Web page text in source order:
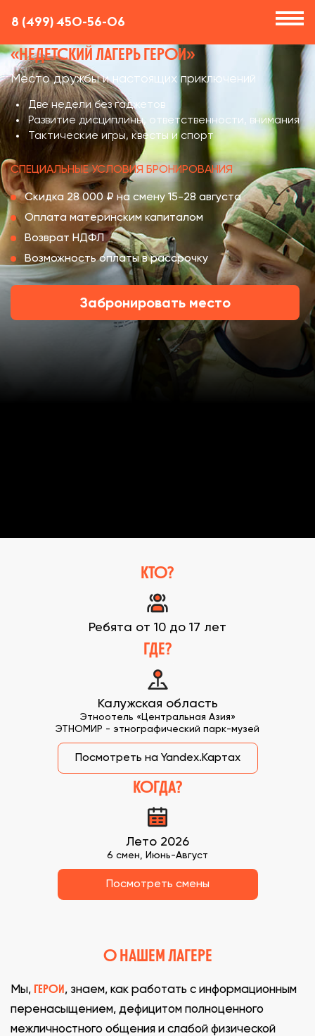
8 (499) 450-56-06
«НЕДЕТСКИЙ ЛАГЕРЬ ГЕРОИ»
Место дружбы и настоящих приключений
Две недели без гаджетов
Развитие дисциплины, ответственности, внимания
Тактические игры, квесты и спорт
СПЕЦИАЛЬНЫЕ УСЛОВИЯ БРОНИРОВАНИЯ
Скидка 28 000 ₽ на смену 15-28 августа
Оплата материнским капиталом
Возврат НДФЛ
Возможность оплаты в рассрочку
Забронировать место
КТО?
Ребята от 10 до 17 лет
ГДЕ?
Калужская область
Этноотель «Центральная Азия»
ЭТНОМИР - этнографический парк-музей
Посмотреть на Yandex.Картах
КОГДА?
Лето 2026
6 смен, Июнь-Август
Посмотреть смены
О НАШЕМ ЛАГЕРЕ
Мы, ГЕРОИ, знаем, как работать с информационным
перенасыщением, дефицитом полноценного
межличностного общения и слабой физической